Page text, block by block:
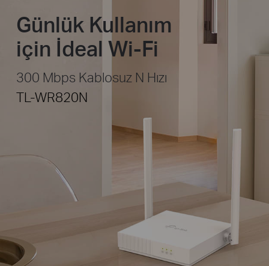
Günlük Kullanım
için İdeal Wi-Fi
300 Mbps Kablosuz N Hızı
TL-WR820N